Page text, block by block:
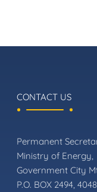
CONTACT US
Permanent
Ministry of Energy,
Government City
P.O. BOX 2494,